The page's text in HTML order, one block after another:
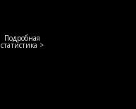
Подробная
статистика >